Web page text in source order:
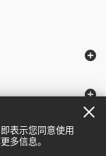
表示您同意使用
多信息。